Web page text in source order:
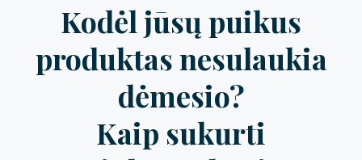
Kodėl jūsų puikus
produktas nesulaukia
dėmesio?
Kaip sukurti